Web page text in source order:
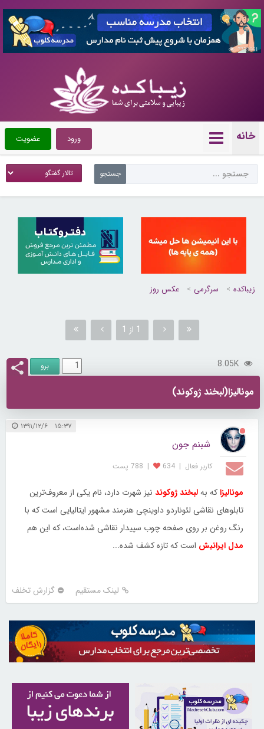
7359661
خانه عضویت ورود
زیباکده سرگرمی عکس روز
1 از 1
8.05K
مونالیزا(لبخند ژوکوند)
۱۵:۳۷ ۱۳۹۱/۱۲/۶
شبنم جون
کاربر فعال |
634
| 788 پست
مونالیزاکه بهلبخند ژوکوند نیز شهرت دارد، نام یکی از معروف‌ترین
تابلوهای نقاشی لئوناردو داوینچی هنرمند مشهور ایتالیایی است که با
رنگ روغن بر روی صفحه چوب سپیدار نقاشی شده‌است، که این هم
مدل ایرانیش است که تازه کشف شده...
لینک مستقیم گزارش تخلف